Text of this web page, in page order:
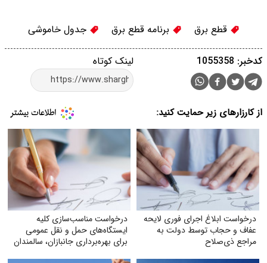
قطع برق برنامه قطع برق جدول خاموشی
لینک کوتاه کدخبر: 1055358
از کارزارهای زیر حمایت کنید:
درخواست ابلاغ اجرای فوری لایحه
عفاف و حجاب توسط دولت به
مراجع ذی‌صلاح
درخواست مناسب‌سازی کلیه
ایستگاه‌های حمل‌ و نقل عمومی
برای بهره‌برداری جانبازان، سالمندان